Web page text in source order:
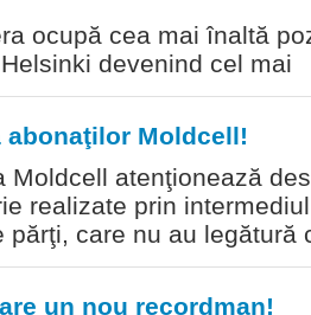
ocupă cea mai înaltă
devenind cel mai
abonaţilor Moldcell!
Moldcell atenţionează
realizate prin
părţi, care nu au legătură
un nou recordman!